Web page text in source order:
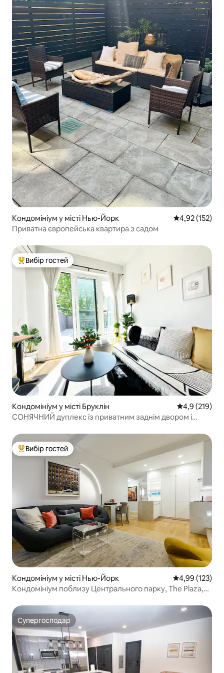
Кондомініум у місті Нью-Йорк Середня
4,92 (152)
Приватна європейська квартира з садом
Топ вибір гостей
Вибір гостей
Кондомініум у місті Бруклін Середня
4,9 (219)
СОНЯЧНИЙ дуплекс із приватним заднім двором і
Топ вибір гостей
Вибір гостей
Кондомініум у місті Нью-Йорк Середня
4,99 (123)
Кондомініум поблизу Центрального парку, The Plaza,
Супергосподар
Супергосподар